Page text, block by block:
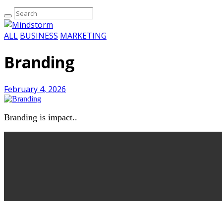
ALL BUSINESS MARKETING
Branding
February 4, 2026
Branding is impact..